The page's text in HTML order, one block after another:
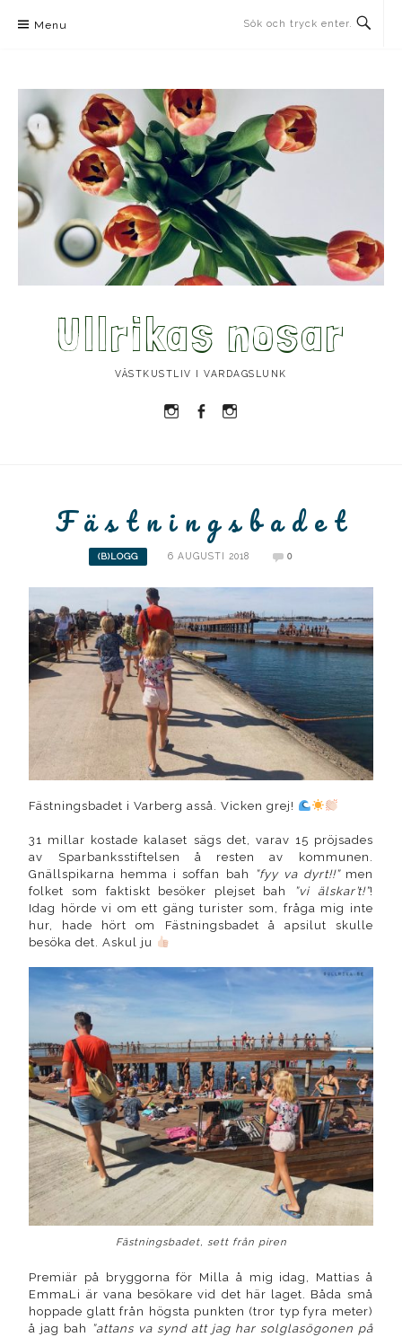
Menu
Ullrikas nosar
VÄSTKUSTLIV I VARDAGSLUNK
Instagram
Facebook
F ä s t n i n g s b a d e t
(B)LOGG 6 AUGUSTI 2018 0
Fästningsbadet i Varberg asså. Vicken grej!
31 millar kostade kalaset sägs det, varav 15 pröjsades
av Sparbanksstiftelsen å resten av kommunen.
Gnällspikarna hemma i soffan bah
”fyy va dyrt!!”men
folket som faktiskt besöker plejset bah
”vi älskar’t!”!
Idag hörde vi om ett gäng turister som, fråga mig inte
hur, hade hört om Fästningsbadet å apsilut skulle
besöka det. Askul ju
Fästningsbadet, sett från piren
Premiär på bryggorna för Milla å mig idag, Mattias å
EmmaLi är vana besökare vid det här laget. Båda små
hoppade glatt från högsta punkten (tror typ fyra meter)
å jag bah
”attans va synd att jag har solglasögonen på